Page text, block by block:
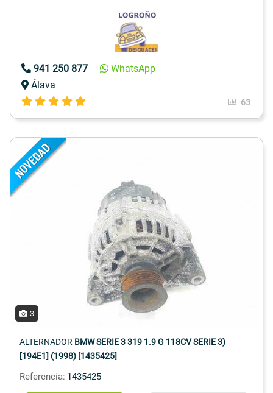
941 250 877
WhatsApp
Álava
63
3
ALTERNADOR BMW SERIE 3 319 1.9 G 118CV SERIE 3)
[194E1] (1998) [1435425]
Referencia: 1435425